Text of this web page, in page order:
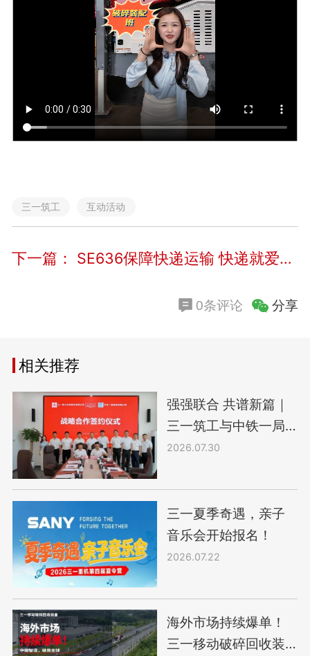
三一筑工 互动活动
下一篇： SE636保障快递运输 快递就爱这么「快」
0条评论 分享
相关推荐
强强联合 共谱新篇｜
三一筑工与中铁一局
签署战略合作协议
2026.07.30
三一夏季奇遇，亲子
音乐会开始报名！
2026.07.22
海外市场持续爆单！
三一移动破碎回收装